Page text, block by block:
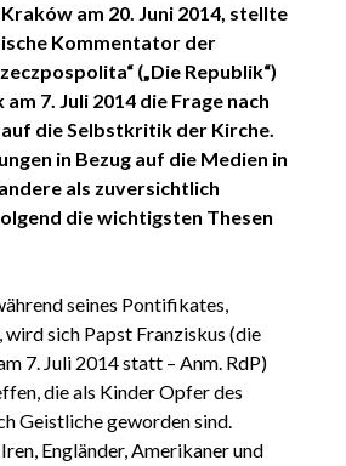
am 20. Juni 2014, stellte
Kommentator der
(„Die Republik“)
7. Juli 2014 die Frage nach
die Selbstkritik der Kirche.
in Bezug auf die Medien in
als zuversichtlich
die wichtigsten Thesen
seines Pontifikates,
sich Papst Franziskus (die
7. Juli 2014 statt – Anm. RdP)
die als Kinder Opfer des
Geistliche geworden sind.
Engländer, Amerikaner und